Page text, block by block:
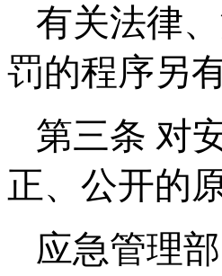
有关法律
罚的程序另
第三条 对
正、公开的
应急管理